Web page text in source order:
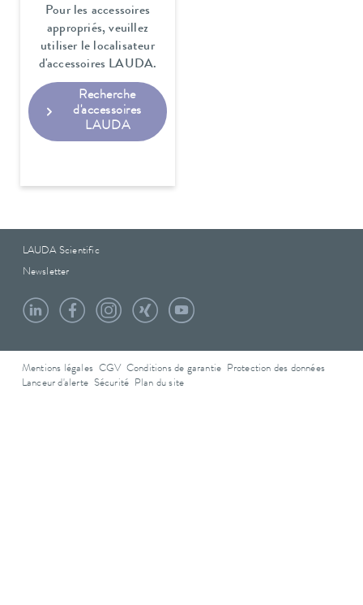
Pour les accessoires
appropriés, veuillez
utiliser le localisateur
d'accessoires LAUDA.
Recherche
d'accessoires
LAUDA
LAUDA Scientific
Newsletter
Mentions légales CGV Conditions de garantie
Protection des données
Lanceur d'alerte Sécurité Plan du site